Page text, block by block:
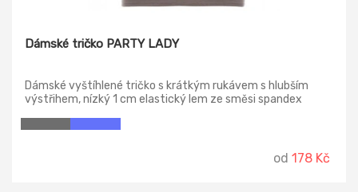
Dámské tričko PARTY LADY
Dámské vyštíhlené tričko s krátkým rukávem s hlubším
výstřihem, nízký 1 cm elastický lem ze směsi spandex
od 178 Kč